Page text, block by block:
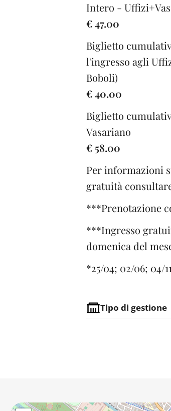
Intero -
€ 47.00
Biglietto
l'ingresso agli
Boboli)
€ 40.00
Biglietto
Vasariano
€ 58.00
Per informazioni
gratuità
***Prenotazione
***Ingresso
domenica del
*25/04; 02/06; 04/
Tipo di gestione